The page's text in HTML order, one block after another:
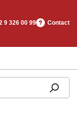
9 326 00 99 Contact